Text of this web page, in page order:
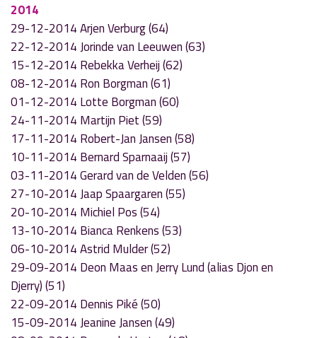
2014
29-12-2014 Arjen Verburg (64)
22-12-2014 Jorinde van Leeuwen (63)
15-12-2014 Rebekka Verheij (62)
08-12-2014 Ron Borgman (61)
01-12-2014 Lotte Borgman (60)
24-11-2014 Martijn Piet (59)
17-11-2014 Robert-Jan Jansen (58)
10-11-2014 Bernard Sparnaaij (57)
03-11-2014 Gerard van de Velden (56)
27-10-2014 Jaap Spaargaren (55)
20-10-2014 Michiel Pos (54)
13-10-2014 Bianca Renkens (53)
06-10-2014 Astrid Mulder (52)
29-09-2014 Deon Maas en Jerry Lund (alias Djon en
Djerry) (51)
22-09-2014 Dennis Piké (50)
15-09-2014 Jeanine Jansen (49)